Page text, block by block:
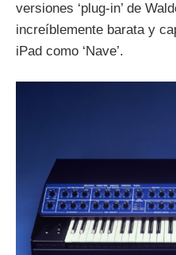
versiones ‘plug-in’ de
increíblemente barata y
iPad como ‘Nave’.